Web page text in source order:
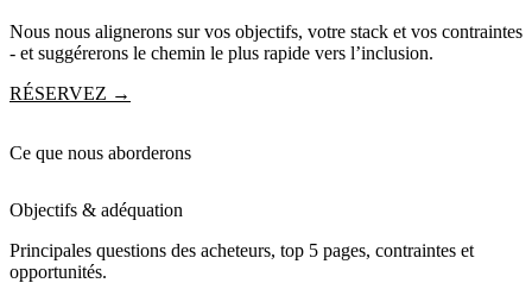
Nous nous alignerons sur vos objectifs, votre stack et vos contraintes
- et suggérerons le chemin le plus rapide vers l’inclusion.
RÉSERVEZ →
Ce que nous aborderons
Objectifs & adéquation
Principales questions des acheteurs, top 5 pages, contraintes et
opportunités.